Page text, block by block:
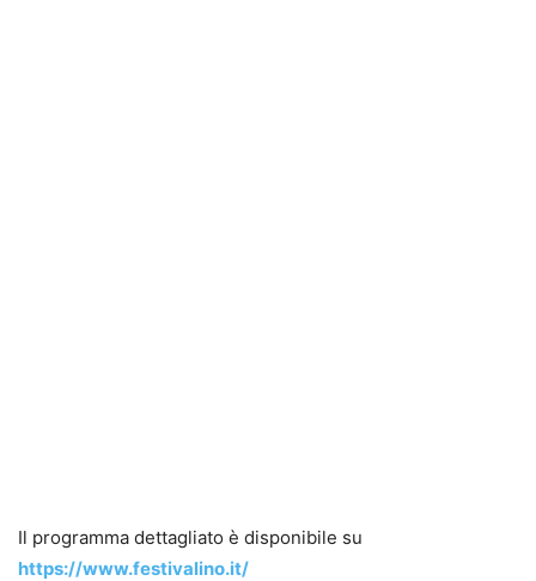
Il programma dettagliato è disponibile su
https://www.festivalino.it/